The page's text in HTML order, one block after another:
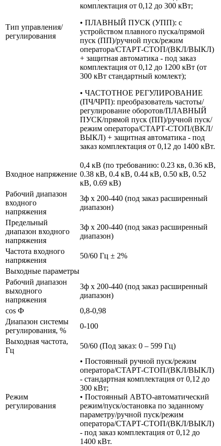
Тип управления/
регулирования
комплектация от 0,12 до 300 кВт;
• ПЛАВНЫЙ ПУСК (УПП): с
устройством плавного пуска/прямой
пуск (ПП)/ручной пуск/режим
оператора/СТАРТ-СТОП/(ВКЛ/ВЫКЛ)
+ защитная автоматика - под заказ
комплектация от 0,12 до 1200 кВт (от
300 кВт стандартный комлект);
• ЧАСТОТНОЕ РЕГУЛИРОВАНИЕ
(ПЧ/ЧРП): преобразователь частоты/
регулирование оборотов/ПЛАВНЫЙ
ПУСК/прямой пуск (ПП)/ручной пуск/
режим оператора/СТАРТ-СТОП/(ВКЛ/
ВЫКЛ) + защитная автоматика - под
заказ комплектация от 0,12 до 1400 кВт.
Входное напряжение
0,4 кВ (по требованию: 0.23 кв, 0.36 кВ,
0.38 кВ, 0.4 кВ, 0.44 кВ, 0.50 кВ, 0.52
кВ, 0.69 кВ)
Рабочий диапазон
входного
напряжения
3ф х 200-440 (под заказ расширенный
диапазон)
Предельный
диапазон входного
напряжения
3ф х 200-440 (под заказ расширенный
диапазон)
Частота входного
напряжения
50/60 Гц ± 2%
Выходные параметры
Рабочий диапазон
выходного
напряжения
3ф х 200-440 (под заказ расширенный
диапазон)
cos Ф
0,8-0,98
Диапазон системы
регулирования, %
0-100
Выходная частота,
Гц
50/60 (Под заказ: 0 – 599 Гц)
Режим
регулирования
• Постоянный ручной пуск/режим
оператора/СТАРТ-СТОП/(ВКЛ/ВЫКЛ)
- стандартная комплектация от 0,12 до
300 кВт;
• Постоянный АВТО-автоматический
режим/пуск/остановка по заданному
параметру/ручной пуск/режим
оператора/СТАРТ-СТОП/(ВКЛ/ВЫКЛ)
- под заказ комплектация от 0,12 до
1400 кВт.